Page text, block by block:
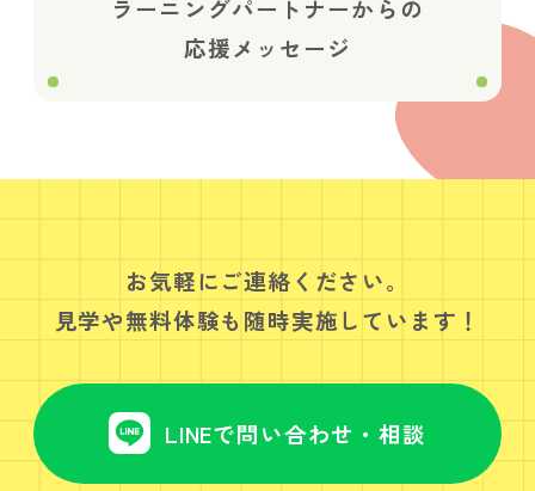
ラーニングパートナーからの
応援メッセージ
お気軽にご連絡ください。
見学や無料体験も随時実施しています！
LINEで問い合わせ・相談